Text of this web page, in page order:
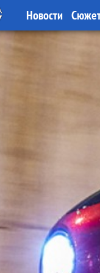
Новости